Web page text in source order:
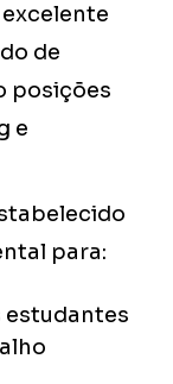
de
posições
e
para:
estudantes